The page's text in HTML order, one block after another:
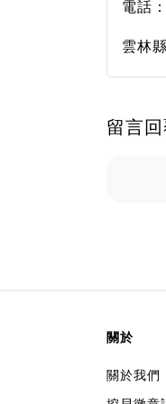
電話
雲林
留言
關於
關於我們